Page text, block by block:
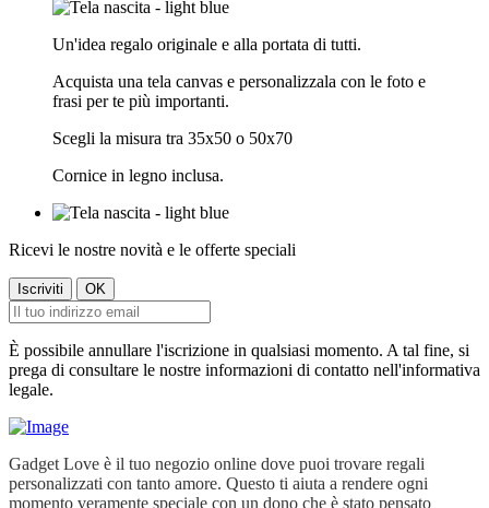
Un'idea regalo originale e alla portata di tutti.
Acquista una tela canvas e personalizzala con le foto e
frasi per te più importanti.
Scegli la misura tra 35x50 o 50x70
Cornice in legno inclusa.
Ricevi le nostre novità e le offerte speciali
È possibile annullare l'iscrizione in qualsiasi momento. A tal fine, si
prega di consultare le nostre informazioni di contatto nell'informativa
legale.
Gadget Love è il tuo negozio online dove puoi trovare regali
personalizzati con tanto amore. Questo ti aiuta a rendere ogni
momento veramente speciale con un dono che è stato pensato